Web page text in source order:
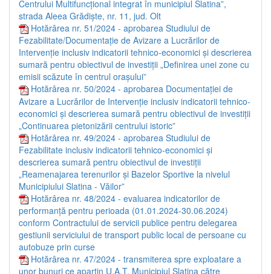
Centrului Multifuncțional integrat în municipiul Slatina”,
strada Aleea Grădiște, nr. 11, jud. Olt
Hotărârea nr. 51/2024 - aprobarea Studiului de
Fezabilitate/Documentație de Avizare a Lucrărilor de
Intervenție inclusiv indicatorii tehnico-economici și descrierea
sumară pentru obiectivul de investiții „Definirea unei zone cu
emisii scăzute în centrul orașului”
Hotărârea nr. 50/2024 - aprobarea Documentației de
Avizare a Lucrărilor de Intervenție inclusiv indicatorii tehnico-
economici și descrierea sumară pentru obiectivul de investiții
„Continuarea pietonizării centrului istoric”
Hotărârea nr. 49/2024 - aprobarea Studiului de
Fezabilitate inclusiv indicatorii tehnico-economici și
descrierea sumară pentru obiectivul de investiții
„Reamenajarea terenurilor și Bazelor Sportive la nivelul
Municipiului Slatina - Văilor”
Hotărârea nr. 48/2024 - evaluarea indicatorilor de
performanță pentru perioada (01.01.2024-30.06.2024)
conform Contractului de servicii publice pentru delegarea
gestiunii serviciului de transport public local de persoane cu
autobuze prin curse
Hotărârea nr. 47/2024 - transmiterea spre exploatare a
unor bunuri ce aparțin U.A.T. Municipiul Slatina către